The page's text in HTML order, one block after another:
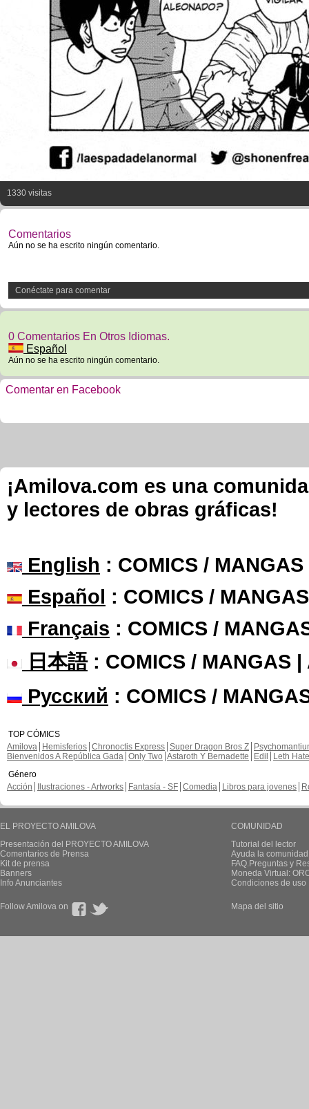
1330 visitas
Comentarios
Aún no se ha escrito ningún comentario.
Conéctate para comentar
0 Comentarios En Otros Idiomas.
Español
Aún no se ha escrito ningún comentario.
Comentar en Facebook
¡Amilova.com es una
y lectores de obras gráficas!
English : COMICS /
Español : COMICS /
Français : COMICS /
日本語: COMICS / MANGAS |
Русский : COMICS /
TOP CÓMICS
Amilova
Hemisferios Chronoctis Express Super Dragon Bros Z
Bienvenidos A República Gada Only Two Astaroth Y Bernadette Edil
Leth Hate
Género
Acción
Ilustraciones - Artworks Fantasía - SF Comedia Libros para jovenes
EL PROYECTO AMILOVA
Presentación del PROYECTO AMILOVA
Comentarios de Prensa
Kit de prensa
Banners
Info Anunciantes
COMUNIDAD
Tutorial del lector
Ayuda la
FAQ.Preguntas y
Moneda Virtual:
Condiciones de uso
Follow Amilova on Mapa del sitio